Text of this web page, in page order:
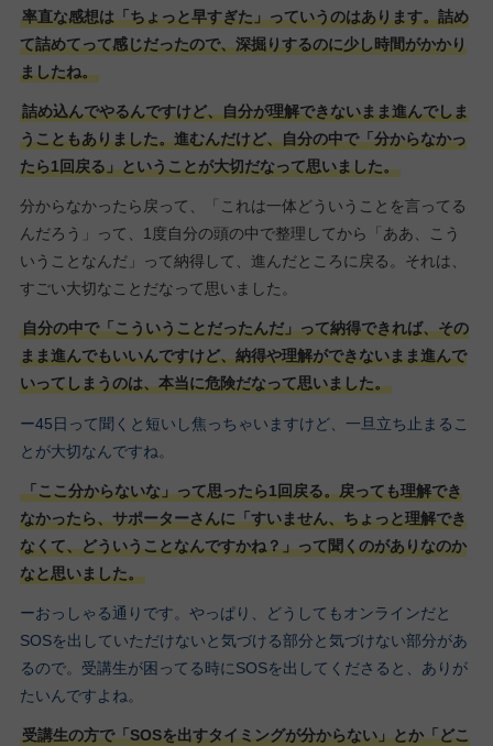
率直な感想は「ちょっと早すぎた」っていうのはあります。詰め
て詰めてって感じだったので、深掘りするのに少し時間がかかり
ましたね。
詰め込んでやるんですけど、自分が理解できないまま進んでしま
うこともありました。進むんだけど、自分の中で「分からなかっ
たら1回戻る」ということが大切だなって思いました。
分からなかったら戻って、「これは一体どういうことを言ってる
んだろう」って、1度自分の頭の中で整理してから「ああ、こう
いうことなんだ」って納得して、進んだところに戻る。それは、
すごい大切なことだなって思いました。
自分の中で「こういうことだったんだ」って納得できれば、その
まま進んでもいいんですけど、納得や理解ができないまま進んで
いってしまうのは、本当に危険だなって思いました。
ー45日って聞くと短いし焦っちゃいますけど、一旦立ち止まるこ
とが大切なんですね。
「ここ分からないな」って思ったら1回戻る。戻っても理解でき
なかったら、サポーターさんに「すいません、ちょっと理解でき
なくて、どういうことなんですかね？」って聞くのがありなのか
なと思いました。
ーおっしゃる通りです。やっぱり、どうしてもオンラインだと
SOSを出していただけないと気づける部分と気づけない部分があ
るので。受講生が困ってる時にSOSを出してくださると、ありが
たいんですよね。
受講生の方で「SOSを出すタイミングが分からない」とか「どこ